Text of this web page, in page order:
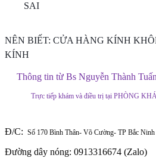
SAI
NÊN BIẾT: CỬA HÀNG KÍNH
KÍNH
Thông tin từ Bs Nguyễn Thành
Trực tiếp khám và điều trị tại PHÒNG
Đ/C: Số 170 Bình Thân- Võ Cường- TP Bắc Ninh
Đường dây nóng: 0913316674 (Zalo)